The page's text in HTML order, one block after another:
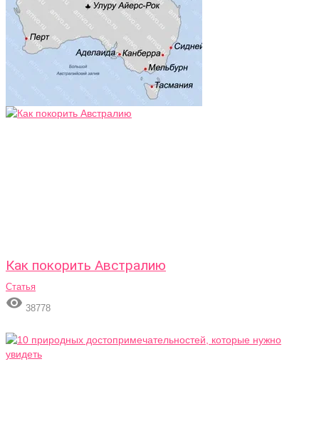
Как покорить Австралию
Статья
 38778